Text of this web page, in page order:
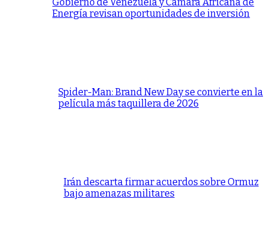
Energía revisan oportunidades de inversión
Spider-Man: Brand New Day se convierte en la
película más taquillera de 2026
Irán descarta firmar acuerdos sobre Ormuz
bajo amenazas militares